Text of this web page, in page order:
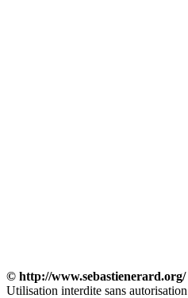
© http://
Utilisation interdite sans autorisation